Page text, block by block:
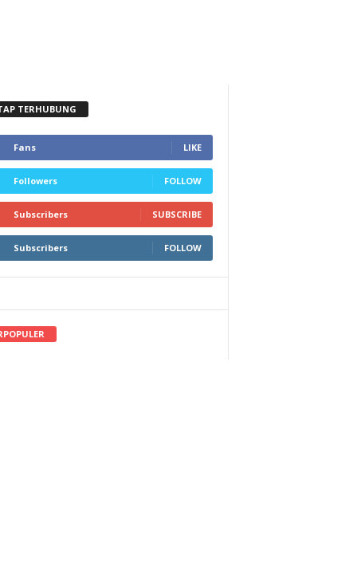
TERHUBUNG
Fans LIKE
Followers FOLLOW
Subscribers SUBSCRIBE
Subscribers FOLLOW